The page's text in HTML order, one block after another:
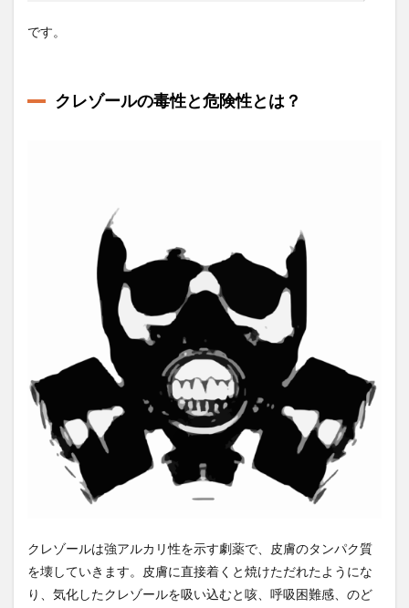
です。
クレゾールの毒性と危険性とは？
クレゾールは強アルカリ性を示す劇薬で、皮膚のタンパク質
を壊していきます。皮膚に直接着くと焼けただれたようにな
り、気化したクレゾールを吸い込むと咳、呼吸困難感、のど